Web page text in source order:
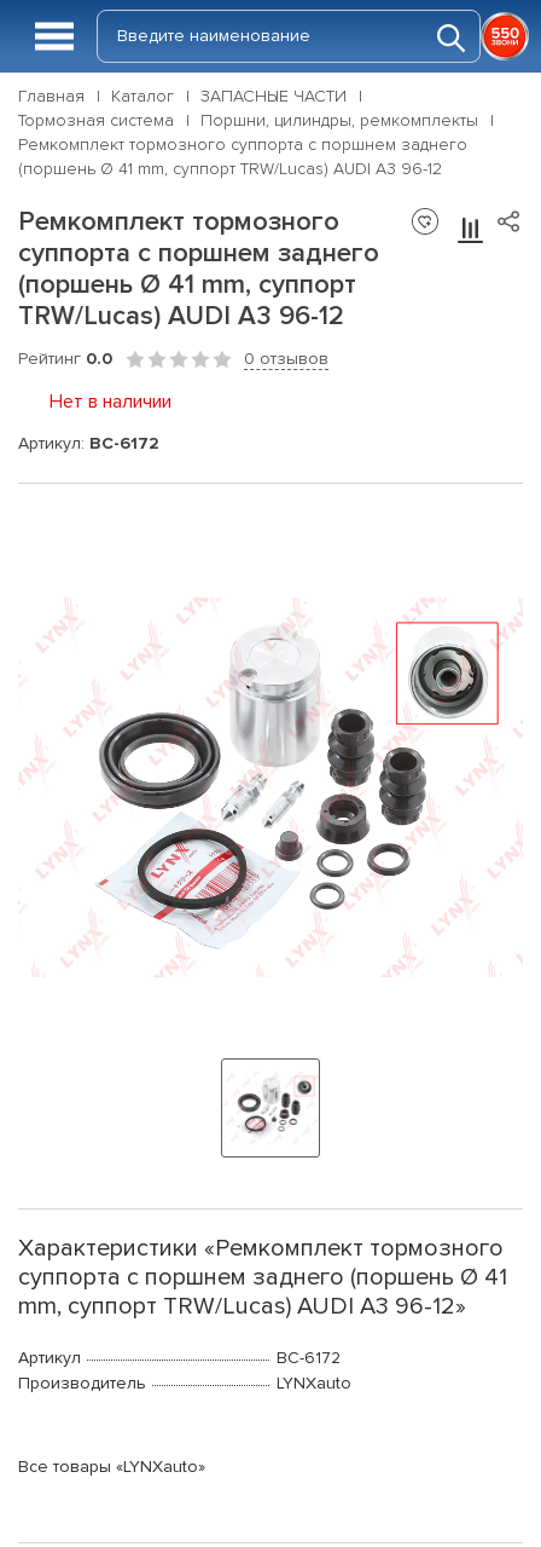
Главная Каталог
ЗАПАСНЫЕ ЧАСТИ
Тормозная система
Поршни, цилиндры, ремкомплекты
Ремкомплект тормозного суппорта с поршнем заднего
(поршень Ø 41 mm, суппорт TRW/Lucas) AUDI A3 96-12
Ремкомплект тормозного
суппорта с поршнем заднего
(поршень Ø 41 mm, суппорт
TRW/Lucas) AUDI A3 96-12
Рейтинг 0.0 0 отзывов
Нет в наличии
Артикул: BC-6172
Характеристики «Ремкомплект тормозного
суппорта с поршнем заднего (поршень Ø 41
mm, суппорт TRW/Lucas) AUDI A3 96-12»
Артикул
BC-6172
Производитель
LYNXauto
Все товары «LYNXauto»